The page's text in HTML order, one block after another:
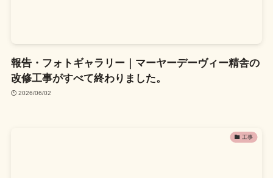
報告・フォトギャラリー｜マーヤーデーヴィー精舎の
改修工事がすべて終わりました。
2026/06/02
工事